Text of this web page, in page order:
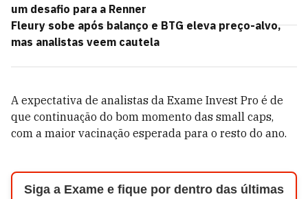
um desafio para a Renner
Fleury sobe após balanço e BTG eleva preço-alvo,
mas analistas veem cautela
A expectativa de analistas da Exame Invest Pro é de
que continuação do bom momento das small caps,
com a maior vacinação esperada para o resto do ano.
Siga a Exame e fique por dentro das últimas